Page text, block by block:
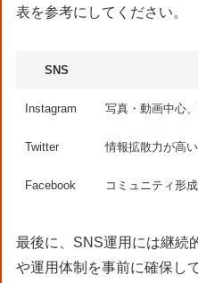
表を参考にしてください。
SNS
Instagram 写真・動画中心
Twitter 情報拡散力が高
Facebook コミュニティ形
最後に、SNS運用には継続
や運用体制を事前に確保し